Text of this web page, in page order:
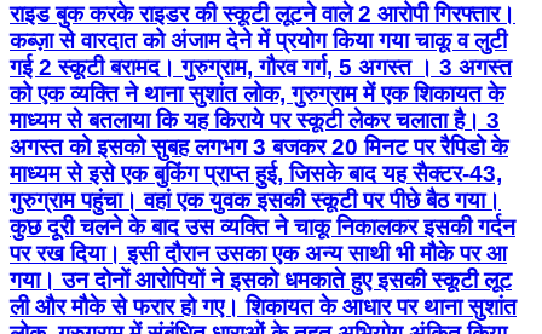
राइड बुक करके राइडर की स्कूटी लूटने वाले 2 आरोपी गिरफ्तार।
कब्ज़ा से वारदात को अंजाम देने में प्रयोग किया गया चाकू व लुटी
गई 2 स्कूटी बरामद। गुरुग्राम, गौरव गर्ग, 5 अगस्त । 3 अगस्त
को एक व्यक्ति ने थाना सुशांत लोक, गुरुग्राम में एक शिकायत के
माध्यम से बतलाया कि यह किराये पर स्कूटी लेकर चलाता है। 3
अगस्त को इसको सुबह लगभग 3 बजकर 20 मिनट पर रैपिडो के
माध्यम से इसे एक बुकिंग प्राप्त हुई, जिसके बाद यह सैक्टर-43,
गुरुग्राम पहुंचा। वहां एक युवक इसकी स्कूटी पर पीछे बैठ गया।
कुछ दूरी चलने के बाद उस व्यक्ति ने चाकू निकालकर इसकी गर्दन
पर रख दिया। इसी दौरान उसका एक अन्य साथी भी मौके पर आ
गया। उन दोनों आरोपियों ने इसको धमकाते हुए इसकी स्कूटी लूट
ली और मौके से फरार हो गए। शिकायत के आधार पर थाना सुशांत